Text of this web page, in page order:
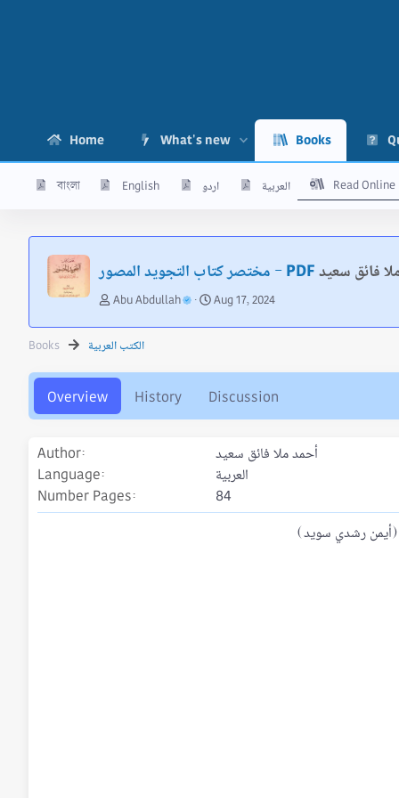
Home What's new Books
বাংলা English اردو العربية Read Online
مختصر كتاب التجويد المصور - PDFفائق سعيد
A
t
h
Abu Abdullah
C
e
o
n
a
t
Aug 17, 2024
Books الكتب العربية
Overview History Discussion
Author
أحمد ملا فائق سعيد
Language
العربية
Number Pages
84